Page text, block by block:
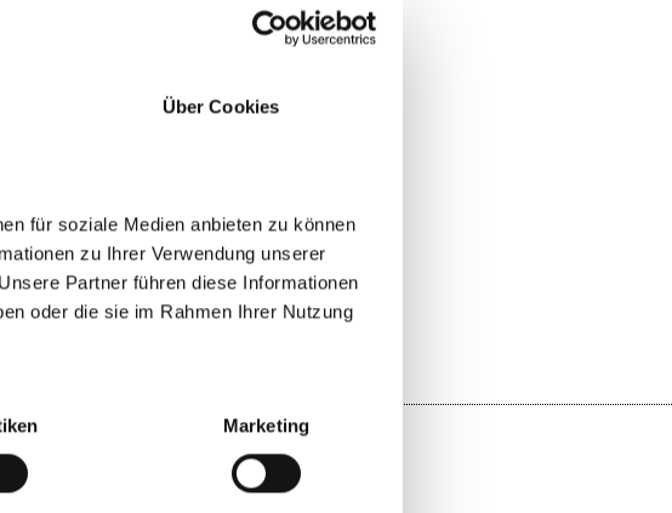
Über Cookies
für soziale Medien anbieten zu können
zu Ihrer Verwendung unserer
Partner führen diese Informationen
oder die sie im Rahmen Ihrer Nutzung
Marketing
JA NEIN